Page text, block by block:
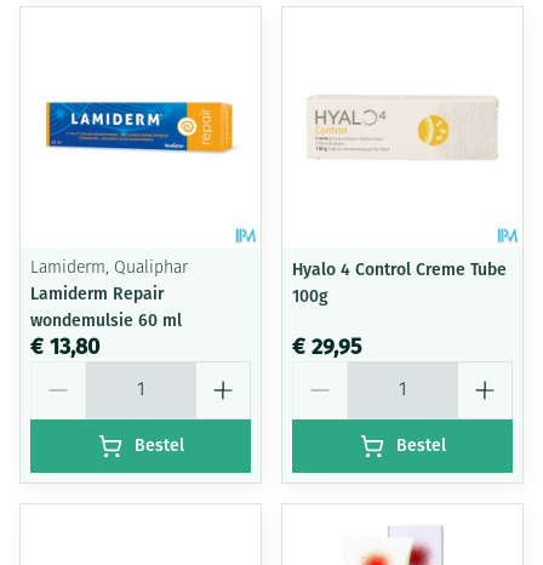
Lamiderm, Qualiphar
Lamiderm Repair
wondemulsie 60 ml
€ 13,80
Bestel
Hyalo 4 Control Creme Tube
100g
€ 29,95
Bestel